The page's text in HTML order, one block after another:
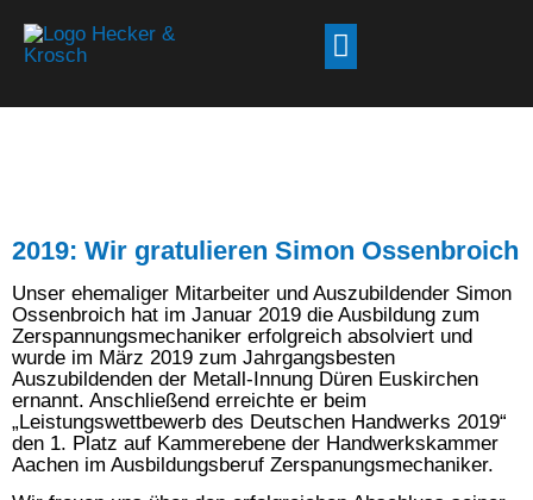
2019: Wir gratulieren Simon Ossenbroich
Unser ehemaliger Mitarbeiter und Auszubildender Simon
Ossenbroich hat im Januar 2019 die Ausbildung zum
Zerspannungsmechaniker erfolgreich absolviert und
wurde im März 2019 zum Jahrgangsbesten
Auszubildenden der Metall-Innung Düren Euskirchen
ernannt. Anschließend erreichte er beim
„Leistungswettbewerb des Deutschen Handwerks 2019“
den 1. Platz auf Kammerebene der Handwerkskammer
Aachen im Ausbildungsberuf Zerspanungsmechaniker.